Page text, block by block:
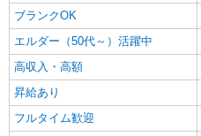
キープ
ブランクOK
エルダー（50代～）活躍中
高収入・高額
昇給あり
フルタイム歓迎